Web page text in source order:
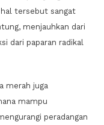
tersebut sangat
menjauhkan dari
dari paparan radikal
merah juga
mampu
peradangan